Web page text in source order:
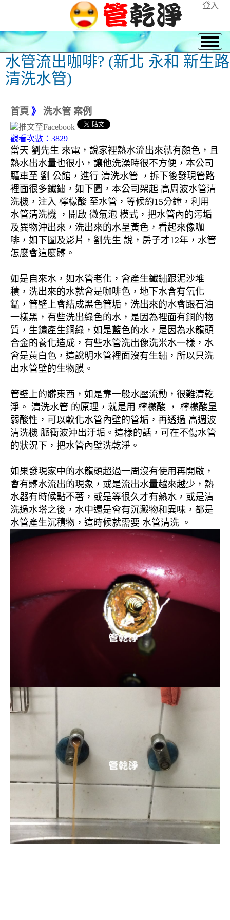
登入
水管流出咖啡? (新北 永和 新生路
清洗水管)
首頁 》 洗水管 案例
觀看次數：3829
當天 劉先生 來電，說家裡熱水流出來就有顏色，且
熱水出水量也很小，讓他洗澡時很不方便，本公司
驅車至 劉 公館，進行 清洗水管 ，拆下後發現管路
裡面很多鐵鏽，如下圖，本公司架起 高周波水管清
洗機，注入 檸檬酸 至水管，等候約15分鐘，利用
水管清洗機 ，開啟 微氣泡 模式，把水管內的污垢
及異物沖出來，洗出來的水呈黃色，看起來像咖
啡，如下圖及影片，劉先生 說，房子才12年，水管
怎麼會這麼髒。
如是自來水，如水管老化，會產生鐵鏽跟泥沙堆
積，洗出來的水就會是咖啡色，地下水含有氧化
錳，管壁上會結成黑色管垢，洗出來的水會跟石油
一樣黑，有些洗出綠色的水，是因為裡面有銅的物
質，生鏽產生銅綠，如是藍色的水，是因為水龍頭
合金的養化造成，有些水管洗出像洗米水一樣，水
會是黃白色，這說明水管裡面沒有生鏽，所以只洗
出水管壁的生物膜。
管壁上的髒東西，如是靠一般水壓流動，很難清乾
淨。 清洗水管 的原理，就是用 檸檬酸 ， 檸檬酸呈
弱酸性，可以軟化水管內壁的管垢，再透過 高週波
清洗機 脈衝波沖出汙垢。這樣的話，可在不傷水管
的狀況下，把水管內壁洗乾淨。
如果發現家中的水龍頭超過一周沒有使用再開啟，
會有髒水流出的現象，或是流出水量越來越少，熱
水器有時候點不著，或是等很久才有熱水，或是清
洗過水塔之後，水中還是會有沉澱物和異味，都是
水管產生沉積物，這時候就需要 水管清洗 。